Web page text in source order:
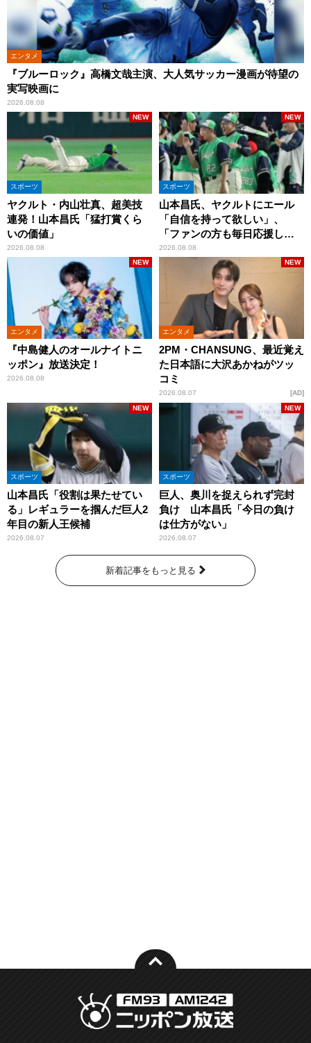
エンタメ
『ブルーロック』高橋文哉主演、大人気サッカー漫画が待望の
実写映画に
2026.08.08
スポーツ
ヤクルト・内山壮真、超美技
連発！山本昌氏「猛打賞くら
いの価値」
2026.08.08
NEW
スポーツ
山本昌氏、ヤクルトにエール
「自信を持って欲しい」、
「ファンの方も毎日応援して
くれています」
2026.08.08
NEW
エンタメ
『中島健人のオールナイトニ
ッポン』放送決定！
2026.08.08
NEW
エンタメ
2PM・CHANSUNG、最近覚え
た日本語に大沢あかねがツッ
コミ
2026.08.07
NEW
AD
スポーツ
山本昌氏「役割は果たせてい
る」レギュラーを掴んだ巨人2
年目の新人王候補
2026.08.07
NEW
スポーツ
巨人、奥川を捉えられず完封
負け 山本昌氏「今日の負け
は仕方がない」
2026.08.07
NEW
新着記事をもっと見る